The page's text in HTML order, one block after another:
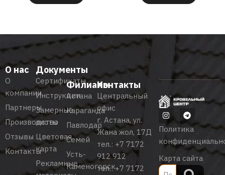
О нас
О
компании
Партнеры
Производство
Отзывы
Контакты
Документы
Сертификаты
Инструкции
Замерные
листы
Цветовая
карта
Рекламные
Филиалы
Астана
Караганда
Павлодар
Семей
Усть-
Каменогорск
Контакты
Центральный
офис
г. Астана, ул.
Жана жол, 17Д
тел.: +7 7172
912 912
тел.:+7 7172
Политика
Карта сайта